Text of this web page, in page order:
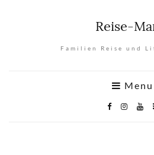
Reise-
Familien Reise und
Menu